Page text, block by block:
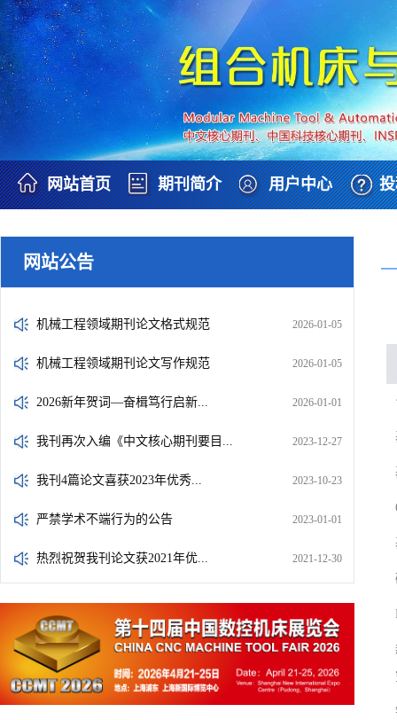
网站首页 期刊简介 用户中心
网站公告
机械工程领域期刊论文格式规范 2026-01-05
机械工程领域期刊论文写作规范 2026-01-05
2026新年贺词—奋楫笃行启新... 2026-01-01
我刊再次入编《中文核心期刊要目... 2023-12-27
我刊4篇论文喜获2023年优秀... 2023-10-23
严禁学术不端行为的公告 2023-01-01
热烈祝贺我刊论文获2021年优... 2021-12-30